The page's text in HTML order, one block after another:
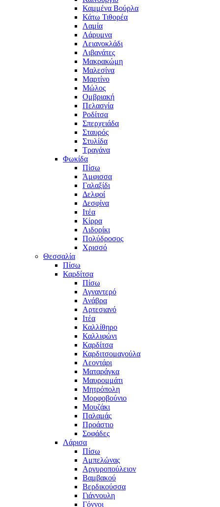
Καμμένα Βούρλα
Κάτω Τιθορέα
Λαμία
Λάρυμνα
Λειανοκλάδι
Λιβανάτες
Μακρακώμη
Μαλεσίνα
Μαρτίνο
Μώλος
Ομβριακή
Πελασγία
Ροδίτσα
Σπερχειάδα
Σταυρός
Στυλίδα
Τραγάνα
Φωκίδα
Πίσω
Άμφισσα
Γαλαξίδι
Δελφοί
Δεσφίνα
Ιτέα
Κίρρα
Λιδορίκι
Πολύδροσος
Χρισσό
Θεσσαλία
Πίσω
Καρδίτσα
Πίσω
Αγναντερό
Ανάβρα
Αρτεσιανό
Ιτέα
Καλλίθηρο
Καλλιφώνι
Καρδίτσα
Καρδιτσομαγούλα
Λεοντάρι
Ματαράγκα
Μαυρομμάτι
Μητρόπολη
Μορφοβούνιο
Μουζάκι
Παλαμάς
Προάστιο
Σοφάδες
Λάρισα
Πίσω
Αμπελώνας
Αργυροπούλειον
Βαμβακού
Βερδικούσσα
Γιάννουλη
Γόννοι